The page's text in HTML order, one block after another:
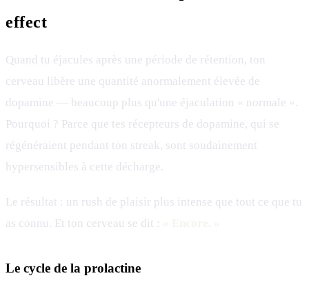
effect
Quand tu éjacules après une période de rétention, ton
cerveau libère une quantité anormalement élevée de
dopamine — beaucoup plus qu'une éjaculation « normale ».
Pourquoi ? Parce que tes récepteurs de dopamine, qui se
régénéraient pendant ton streak, sont soudainement
hypersensibles à cette décharge.
Le résultat : un rush de plaisir plus intense que tout ce que tu
as connu. Et ton cerveau se dit :
Le cycle de la prolactine